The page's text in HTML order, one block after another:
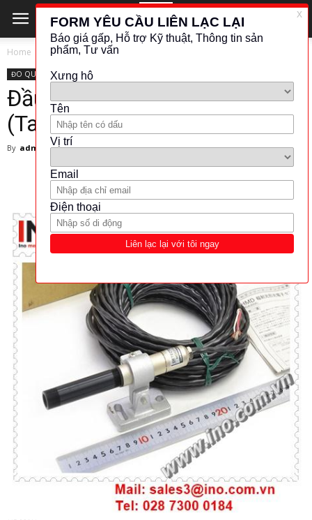
Home ĐO QUANG - ÂM THANH
ĐO QUANG - ÂM THANH
Đầu dò HD601N- Takenaka
(Takex)
By admin - 26 November 2018 522
6689